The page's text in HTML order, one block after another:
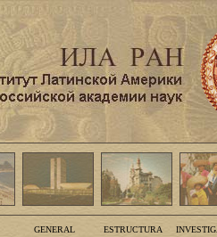
GENERAL ESTRUCTURA